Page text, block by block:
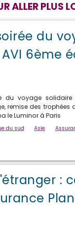
ALLER PLUS
du
6ème
du voyage solidaire
remise des trophées
le Luminor à Paris
du sud Asie
: